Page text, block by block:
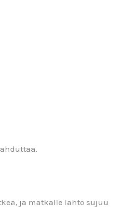
ja matkalle lähtö sujuu